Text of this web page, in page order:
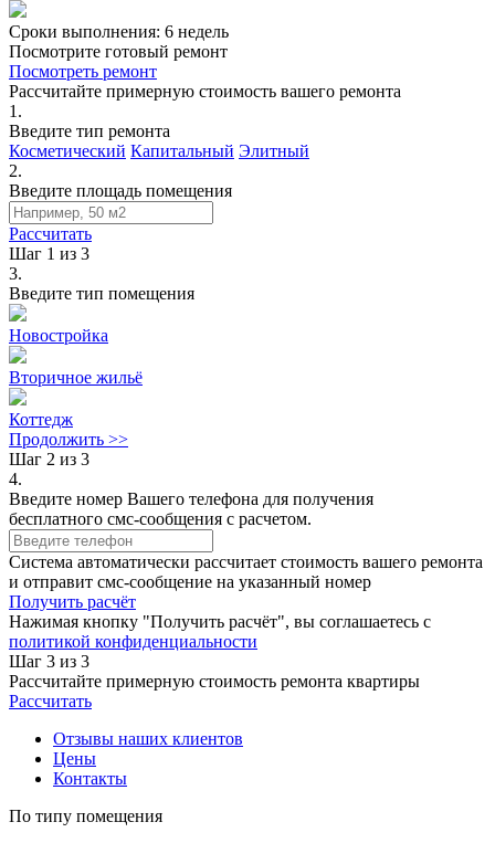
Сроки выполнения: 6 недель
Посмотрите готовый ремонт
Посмотреть ремонт
Рассчитайте примерную стоимость вашего ремонта
1.
Введите тип ремонта
Косметический Капитальный Элитный
2.
Введите площадь помещения
Рассчитать
Шаг 1 из 3
3.
Введите тип помещения
Новостройка
Вторичное жильё
Коттедж
Продолжить >>
Шаг 2 из 3
4.
Введите номер Вашего телефона для получения
бесплатного смс-сообщения с расчетом.
Система автоматически рассчитает стоимость вашего ремонта
и отправит смс-сообщение на указанный номер
Получить расчёт
Нажимая кнопку "Получить расчёт", вы соглашаетесь с
политикой конфиденциальности
Шаг 3 из 3
Рассчитайте примерную стоимость ремонта квартиры
Рассчитать
Отзывы наших клиентов
Цены
Контакты
По типу помещения